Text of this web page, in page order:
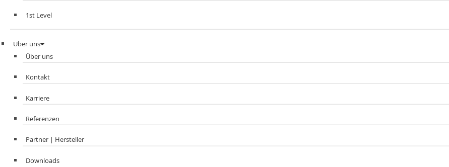
1st Level
Über uns
Über uns
Kontakt
Karriere
Referenzen
Partner | Hersteller
Downloads